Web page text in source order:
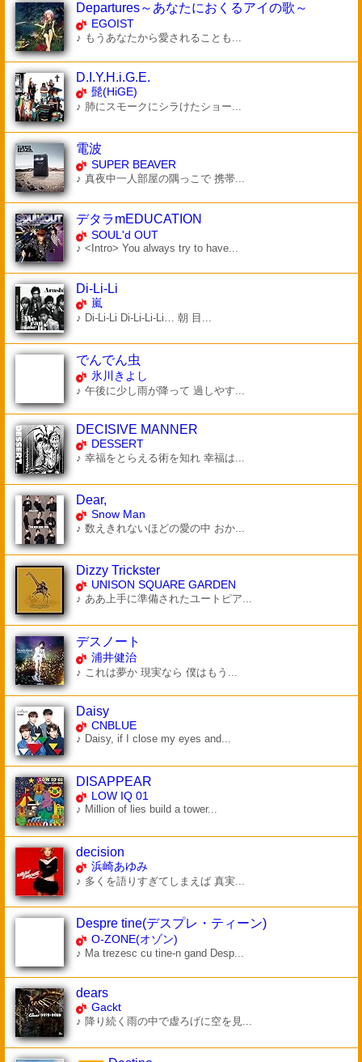
Departures～あなたにおくるアイの歌～
EGOIST
♪ もうあなたから愛されることも...
D.I.Y.H.i.G.E.
髭(HiGE)
♪ 肺にスモークにシラけたショー...
電波
SUPER BEAVER
♪ 真夜中一人部屋の隅っこで 携帯...
デタラmEDUCATION
SOUL'd OUT
♪ <Intro> You always try to have...
Di-Li-Li
嵐
♪ Di-Li-Li Di-Li-Li-Li… 朝 目...
でんでん虫
氷川きよし
♪ 午後に少し雨が降って 過しやす...
DECISIVE MANNER
DESSERT
♪ 幸福をとらえる術を知れ 幸福は...
Dear,
Snow Man
♪ 数えきれないほどの愛の中 おか...
Dizzy Trickster
UNISON SQUARE GARDEN
♪ ああ上手に準備されたユートピア...
デスノート
浦井健治
♪ これは夢か 現実なら 僕はもう...
Daisy
CNBLUE
♪ Daisy, if I close my eyes and...
DISAPPEAR
LOW IQ 01
♪ Million of lies build a tower...
decision
浜崎あゆみ
♪ 多くを語りすぎてしまえば 真実...
Despre tine(デスプレ・ティーン)
O-ZONE(オゾン)
♪ Ma trezesc cu tine-n gand Desp...
dears
Gackt
♪ 降り続く雨の中で虚ろげに空を見...